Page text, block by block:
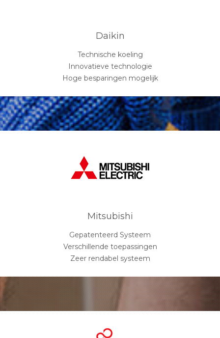
Daikin
Technische koeling
Innovatieve technologie
Hoge besparingen mogelijk
Mitsubishi
Gepatenteerd Systeem
Verschillende toepassingen
Zeer rendabel systeem